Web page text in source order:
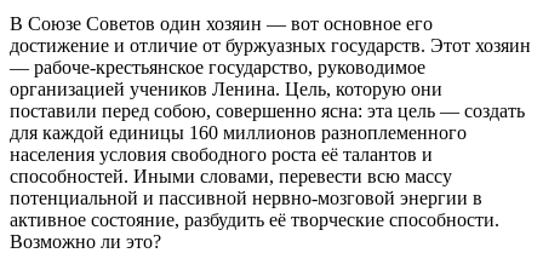
В Союзе Советов один хозяин — вот основное его
достижение и отличие от буржуазных государств. Этот хозяин
— рабоче-крестьянское государство, руководимое
организацией учеников Ленина. Цель, которую они
поставили перед собою, совершенно ясна: эта цель — создать
для каждой единицы 160 миллионов разноплеменного
населения условия свободного роста её талантов и
способностей. Иными словами, перевести всю массу
потенциальной и пассивной нервно-мозговой энергии в
активное состояние, разбудить её творческие способности.
Возможно ли это?